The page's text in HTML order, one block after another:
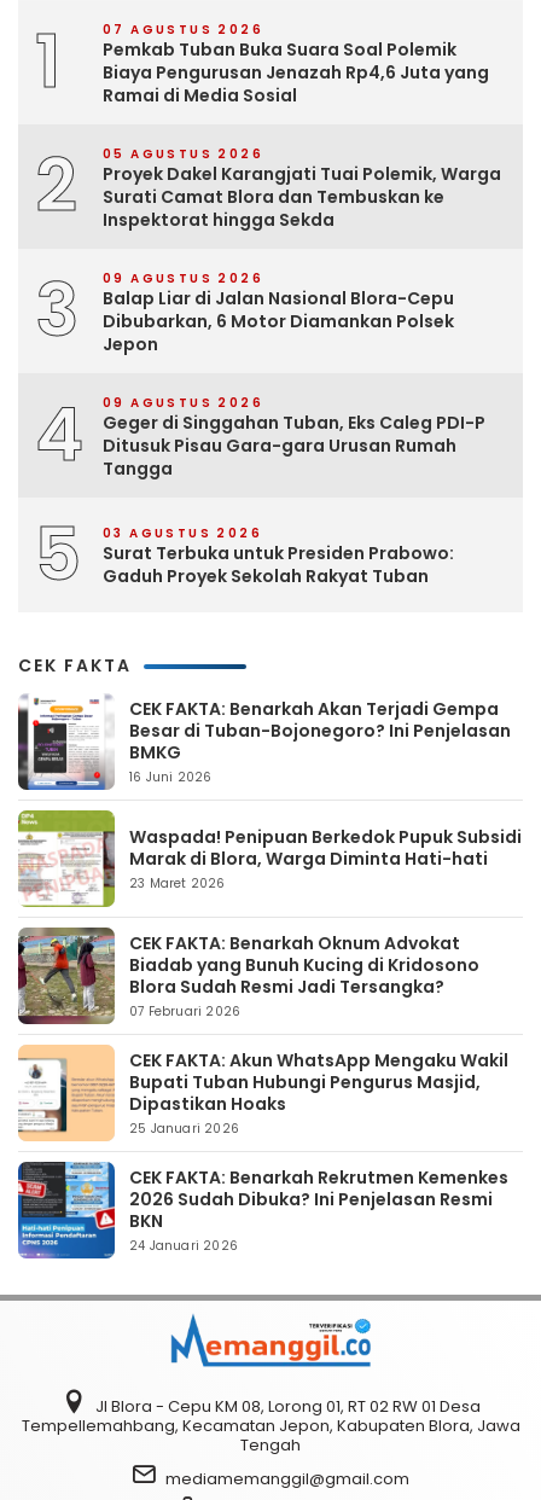
1 07 AGUSTUS 2026
Pemkab Tuban Buka Suara Soal Polemik
Biaya Pengurusan Jenazah Rp4,6 Juta yang
Ramai di Media Sosial
2 05 AGUSTUS 2026
Proyek Dakel Karangjati Tuai Polemik, Warga
Surati Camat Blora dan Tembuskan ke
Inspektorat hingga Sekda
3 09 AGUSTUS 2026
Balap Liar di Jalan Nasional Blora-Cepu
Dibubarkan, 6 Motor Diamankan Polsek
Jepon
4 09 AGUSTUS 2026
Geger di Singgahan Tuban, Eks Caleg PDI-P
Ditusuk Pisau Gara-gara Urusan Rumah
Tangga
5 03 AGUSTUS 2026
Surat Terbuka untuk Presiden Prabowo:
Gaduh Proyek Sekolah Rakyat Tuban
CEK FAKTA
CEK FAKTA: Benarkah Akan Terjadi Gempa
Besar di Tuban-Bojonegoro? Ini Penjelasan
BMKG
16 Juni 2026
Waspada! Penipuan Berkedok Pupuk Subsidi
Marak di Blora, Warga Diminta Hati-hati
23 Maret 2026
CEK FAKTA: Benarkah Oknum Advokat
Biadab yang Bunuh Kucing di Kridosono
Blora Sudah Resmi Jadi Tersangka?
07 Februari 2026
CEK FAKTA: Akun WhatsApp Mengaku Wakil
Bupati Tuban Hubungi Pengurus Masjid,
Dipastikan Hoaks
25 Januari 2026
CEK FAKTA: Benarkah Rekrutmen Kemenkes
2026 Sudah Dibuka? Ini Penjelasan Resmi
BKN
24 Januari 2026
Jl Blora - Cepu KM 08, Lorong 01, RT 02 RW 01 Desa
Tempellemahbang, Kecamatan Jepon, Kabupaten Blora, Jawa
Tengah
mediamemanggil@gmail.com